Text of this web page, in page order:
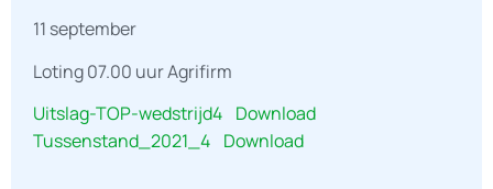
11 september
Loting 07.00 uur Agrifirm
Uitslag-TOP-wedstrijd4 Download
Tussenstand_2021_4 Download